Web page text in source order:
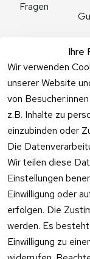
Ihre
Wir verwenden
unserer Website
von
z.B. Inhalte zu
einzubinden oder
Die
Wir teilen diese
Einstellungen
Einwilligung oder
erfolgen. Die
werden. Es
Einwilligung zu
Fragen
Vertrag